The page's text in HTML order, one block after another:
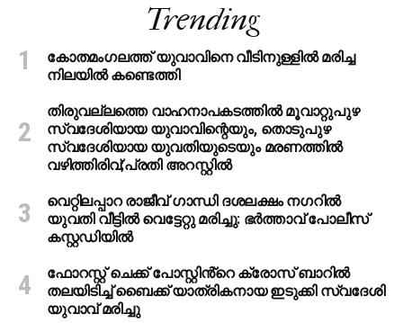
Trending
കോതമംഗലത്ത് യുവാവിനെ വീടിനുള്ളിൽ മരിച്ച
നിലയിൽ കണ്ടെത്തി
തിരുവല്ലത്തെ വാഹനാപകടത്തില്‍ മൂവാറ്റുപുഴ
സ്വദേശിയായ യുവാവിന്റെയും, തൊടുപുഴ
സ്വദേശിയായ യുവതിയുടെയും മരണത്തില്‍
വഴിത്തിരിവ്;പ്രതി അറസ്റ്റില്‍
വെറ്റിലപ്പാറ രാജീവ് ഗാന്ധി ദശലക്ഷം നഗറിൽ
യുവതി വീട്ടിൽ വെട്ടേറ്റു മരിച്ചു: ഭർത്താവ് പോലീസ്
കസ്റ്റഡിയിൽ
ഫോറസ്റ്റ് ചെക്ക് പോസ്റ്റിൻ്റെ ക്രോസ് ബാറില്‍
തലയിടിച്ച് ബൈക്ക് യാത്രികനായ ഇടുക്കി സ്വദേശി
യുവാവ് മരിച്ചു